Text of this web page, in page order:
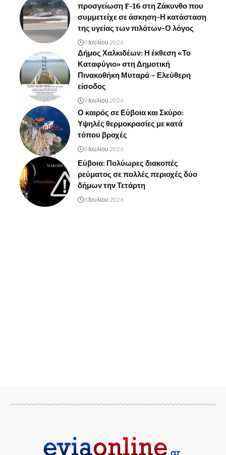
προσγείωση F-16 στη Ζάκυνθο που
συμμετείχε σε άσκηση-Η κατάσταση
της υγείας των πιλότων-Ο λόγος
9 Ιουλίου 2026
Δήμος Χαλκιδέων: Η έκθεση «Το
Καταφύγιο» στη Δημοτική
Πινακοθήκη Μυταρά – Ελεύθερη
είσοδος
9 Ιουλίου 2026
Ο καιρός σε Εύβοια και Σκύρο:
Υψηλές θερμοκρασίες με κατά
τόπου βροχές
8 Ιουλίου 2026
Εύβοια: Πολύωρες διακοπές
ρεύματος σε πολλές περιοχές δύο
δήμων την Τετάρτη
8 Ιουλίου 2026